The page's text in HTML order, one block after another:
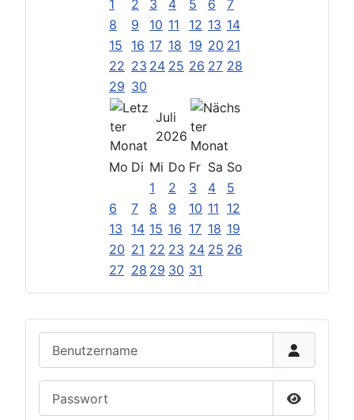
Passwort
1
2 3 4 5 6
7
8
9 10 11 12 13 14
15
16 17 18 19 20 21
22 23 24 25 26 27 28
29 30
Juli
2026
Mo Di Mi Do Fr Sa So
1
2 3 4
5
6
7 8 9 10 11 12
13
14 15 16 17 18 19
20 21 22 23 24 25 26
27 28 29 30 31